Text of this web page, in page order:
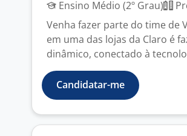
Ensino Médio (2º Grau)
Venha fazer parte do time de
em uma das lojas da Claro é
dinâmico, conectado à
Candidatar-me